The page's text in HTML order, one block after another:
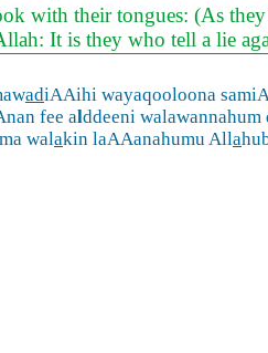
with their tongues: (As
It is they who tell a lie
adiAAihi wayaqooloona
fee alddeeni walawannahum
walakin laAAanahumu Alla